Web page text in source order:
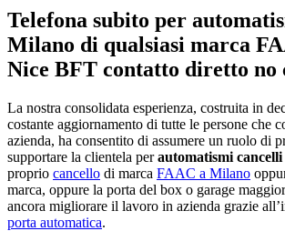
Telefona subito per
Milano di qualsiasi marca
Nice BFT contatto diretto no
La nostra consolidata esperienza, costruita in
costante aggiornamento di tutte le persone che
azienda, ha consentito di assumere un ruolo di
supportare la clientela perautomatismi
proprio cancello di marca FAAC a Milano
marca, oppure la porta del box o garage
ancora migliorare il lavoro in azienda grazie
porta automatica.